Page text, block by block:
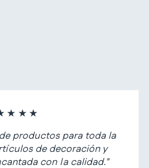
productos para toda la
de decoración y
con la calidad."